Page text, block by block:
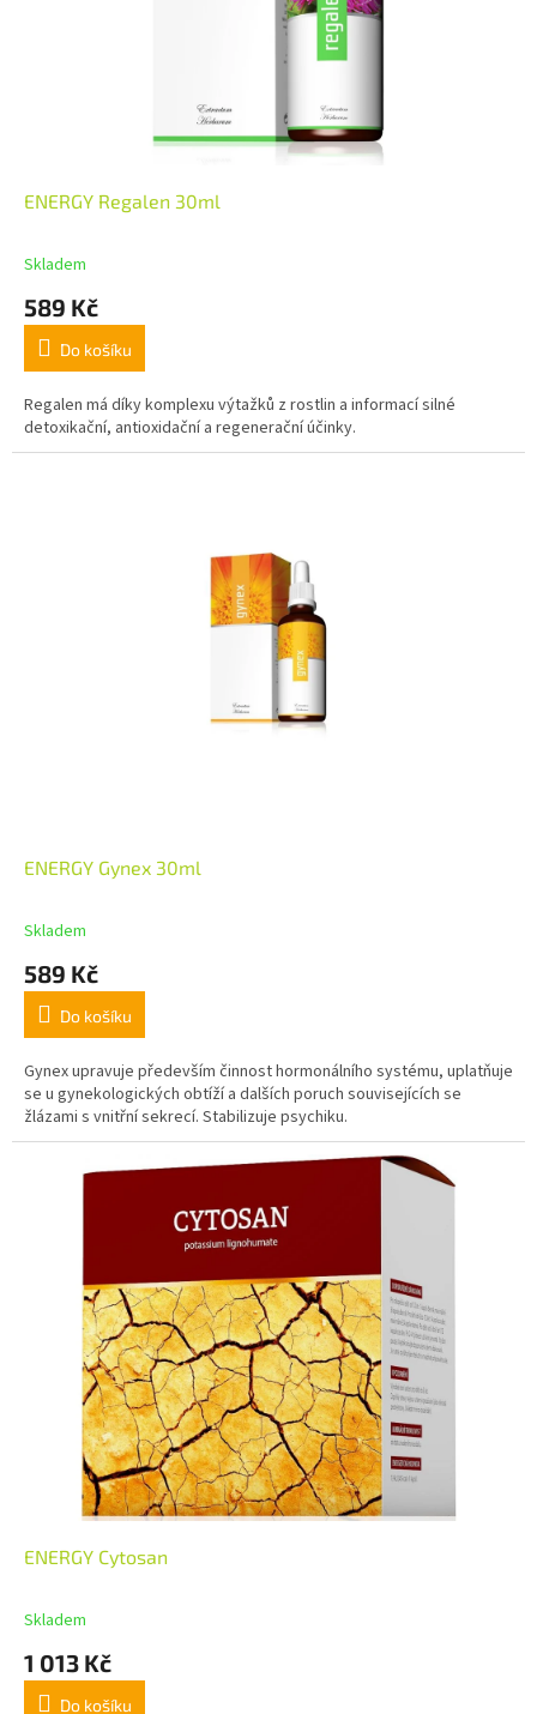
ENERGY Regalen 30ml
Skladem
589 Kč
Do košíku
Regalen má díky komplexu výtažků z rostlin a informací silné
detoxikační, antioxidační a regenerační účinky.
ENERGY Gynex 30ml
Skladem
589 Kč
Do košíku
Gynex upravuje především činnost hormonálního systému, uplatňuje
se u gynekologických obtíží a dalších poruch souvisejících se
žlázami s vnitřní sekrecí. Stabilizuje psychiku.
ENERGY Cytosan
Skladem
1 013 Kč
Do košíku